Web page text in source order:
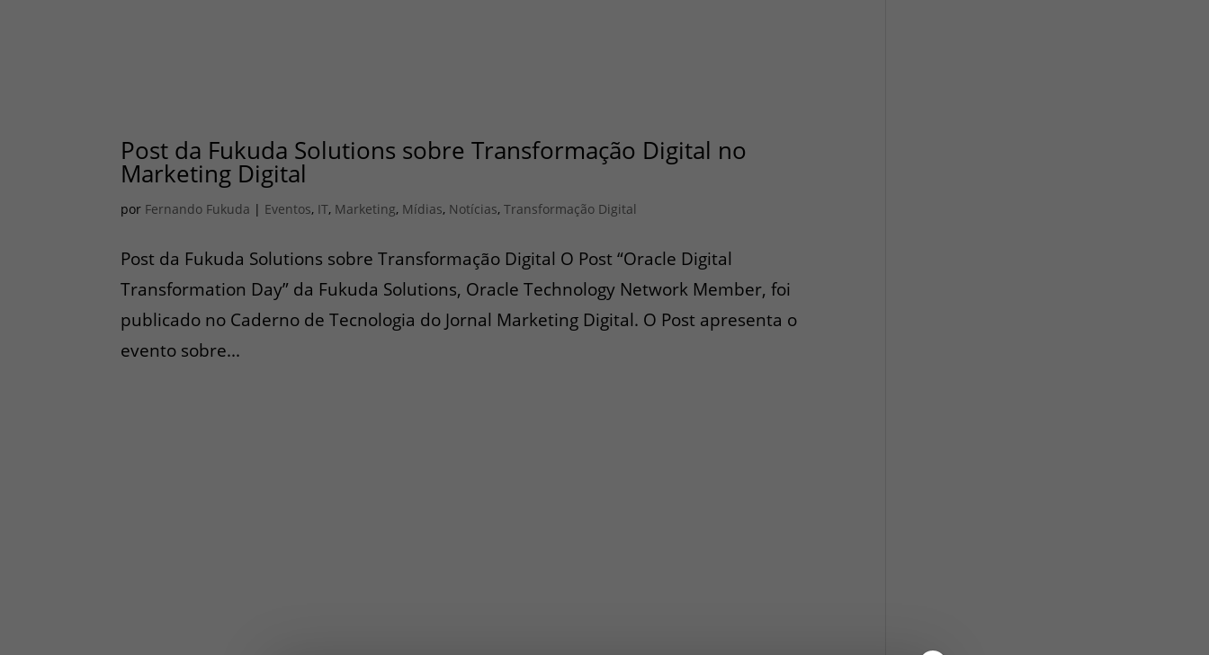
Post da Fukuda Solutions sobre Transformação Digital no
Marketing Digital
por Fernando Fukuda | Eventos, IT, Marketing, Mídias, Notícias,Transformação Digital
Post da Fukuda Solutions sobre Transformação Digital O Post “Oracle Digital
Transformation Day” da Fukuda Solutions, Oracle Technology Network Member, foi
publicado no Caderno de Tecnologia do Jornal Marketing Digital. O Post apresenta o
evento sobre...